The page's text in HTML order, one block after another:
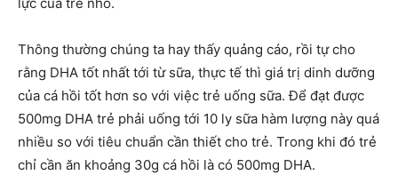
Thông thường chúng ta hay thấy quảng cáo, rồi tự cho
rằng DHA tốt nhất tới từ sữa, thực tế thì giá trị dinh dưỡng
của cá hồi tốt hơn so với việc trẻ uống sữa. Để đạt được
500mg DHA trẻ phải uống tới 10 ly sữa hàm lượng này quá
nhiều so với tiêu chuẩn cần thiết cho trẻ. Trong khi đó trẻ
chỉ cần ăn khoảng 30g cá hồi là có 500mg DHA.